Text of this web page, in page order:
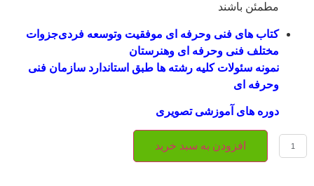
مطمئن باشند
کتاب های فنی وحرفه ای موفقیت وتوسعه فردیجزوات
مختلف فنی وحرفه ای وهنرستان
نمونه سئولات کلیه رشته ها طبق استاندارد سازمان فنی
وحرفه ای
دوره های آموزشی تصویری
افزودن به سبد خرید